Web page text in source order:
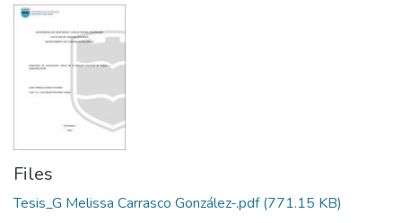
Files
Tesis_G Melissa Carrasco González-.pdf(771.15 KB)